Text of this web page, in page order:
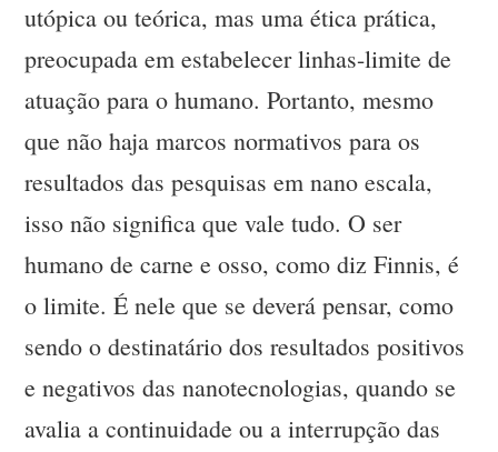
utópica ou teórica, mas uma ética prática,
preocupada em estabelecer linhas-limite de
atuação para o humano. Portanto, mesmo
que não haja marcos normativos para os
resultados das pesquisas em nano escala,
isso não significa que vale tudo. O ser
humano de carne e osso, como diz Finnis, é
o limite. É nele que se deverá pensar, como
sendo o destinatário dos resultados positivos
e negativos das nanotecnologias, quando se
avalia a continuidade ou a interrupção das